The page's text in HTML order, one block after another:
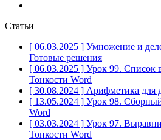
Статьи
[ 06.03.2025 ] Умножение и
Готовые решения
[ 06.03.2025 ] Урок 99. Список
Тонкости Word
[ 30.08.2024 ] Арифметика для
[ 13.05.2024 ] Урок 98.
Word
[ 03.03.2024 ] Урок 97.
Тонкости Word